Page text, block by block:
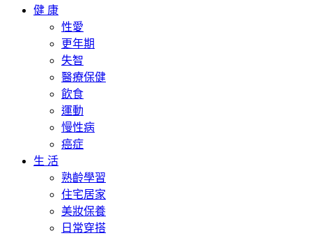
健 康
性愛
更年期
失智
醫療保健
飲食
運動
慢性病
癌症
生 活
熟齡學習
住宅居家
美妝保養
日常穿搭